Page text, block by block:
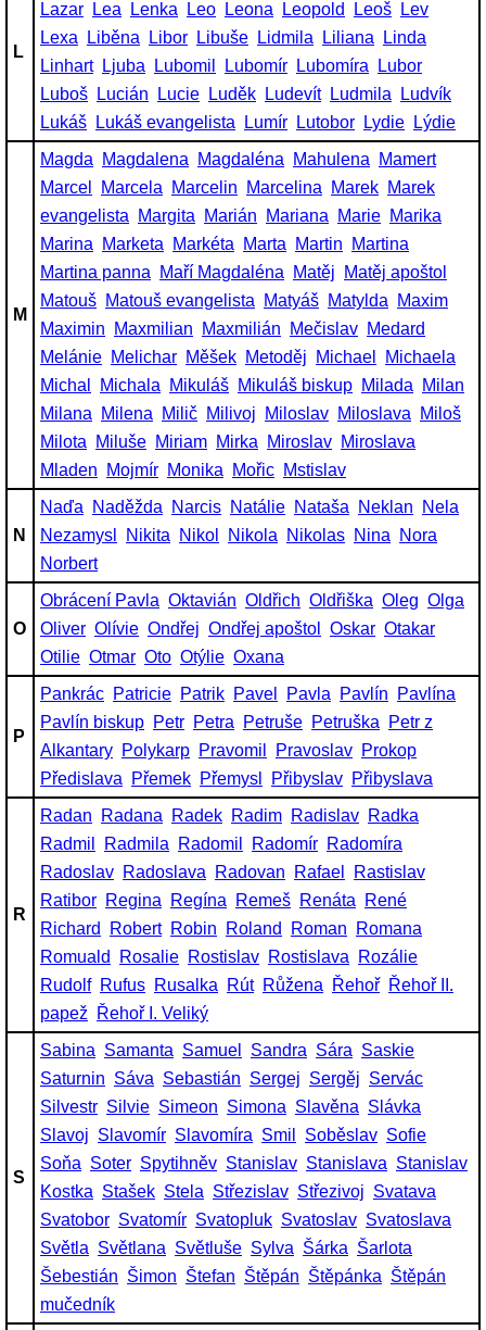
L
Lazar Lea Lenka Leo Leona Leopold Leoš
Lev
Lexa
Liběna Libor Libuše Lidmila Liliana
Linda
Linhart
Ljuba Lubomil Lubomír Lubomíra
Lubor
Luboš
Lucián Lucie Luděk Ludevít Ludmila
Ludvík
Lukáš
Lukáš evangelista Lumír Lutobor Lydie Lýdie
M
Magda Magdalena Magdaléna Mahulena
Mamert
Marcel
Marcela Marcelin Marcelina Marek Marek
evangelista
Margita Marián Mariana Marie Marika
Marina
Marketa Markéta Marta Martin
Martina
Martina panna
Maří Magdaléna Matěj
Matěj apoštol
Matouš Matouš evangelista Matyáš Matylda
Maxim
Maximin
Maxmilian Maxmilián Mečislav Medard
Melánie Melichar Měšek Metoděj Michael
Michaela
Michal
Michala Mikuláš Mikuláš biskup Milada
Milan
Milana
Milena Milič Milivoj Miloslav Miloslava
Miloš
Milota
Miluše Miriam Mirka Miroslav Miroslava
Mladen
Mojmír Monika Mořic Mstislav
N
Naďa Naděžda Narcis Natálie Nataša Neklan
Nela
Nezamysl
Nikita Nikol Nikola Nikolas Nina
Nora
Norbert
O
Obrácení Pavla Oktavián Oldřich Oldřiška Oleg Olga
Oliver Olívie Ondřej Ondřej apoštol Oskar Otakar
Otilie Otmar Oto Otýlie Oxana
P
Pankrác Patricie Patrik Pavel Pavla Pavlín
Pavlína
Pavlín biskup Petr Petra Petruše Petruška
Petr z
Alkantary Polykarp Pravomil Pravoslav Prokop
Předislava
Přemek Přemysl Přibyslav Přibyslava
R
Radan Radana Radek Radim Radislav Radka
Radmil
Radmila Radomil Radomír Radomíra
Radoslav Radoslava Radovan Rafael
Rastislav
Ratibor Regina Regína Remeš Renáta
René
Richard
Robert Robin Roland Roman
Romana
Romuald
Rosalie Rostislav Rostislava
Rozálie
Rudolf Rufus Rusalka Rút Růžena Řehoř Řehoř II.
papež
Řehoř I. Veliký
S
Sabina Samanta Samuel Sandra Sára Saskie
Saturnin Sáva Sebastián Sergej Sergěj Servác
Silvestr Silvie Simeon Simona Slavěna Slávka
Slavoj Slavomír Slavomíra Smil Soběslav Sofie
Soňa Soter Spytihněv Stanislav Stanislava Stanislav
Kostka Stašek Stela Střezislav Střezivoj Svatava
Svatobor Svatomír Svatopluk Svatoslav Svatoslava
Světla Světlana Světluše Sylva Šárka Šarlota
Šebestián Šimon Štefan Štěpán Štěpánka Štěpán
mučedník